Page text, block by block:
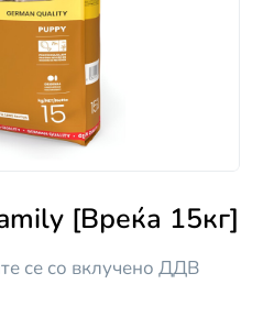
[Вреќа 15кг]
се со вклучено ДДВ